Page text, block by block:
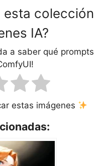
esta colección
IA?
a saber qué prompts
estas imágenes